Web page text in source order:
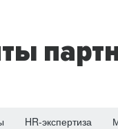
HR-экспертиза